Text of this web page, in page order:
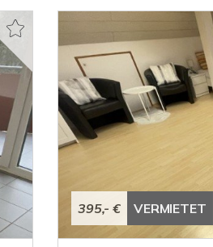
395,- € VERMIETET